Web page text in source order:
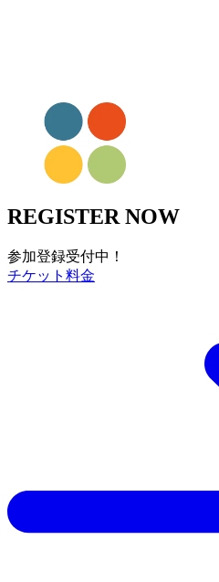
REGISTER NOW
参加登録受付中！
チケット料金